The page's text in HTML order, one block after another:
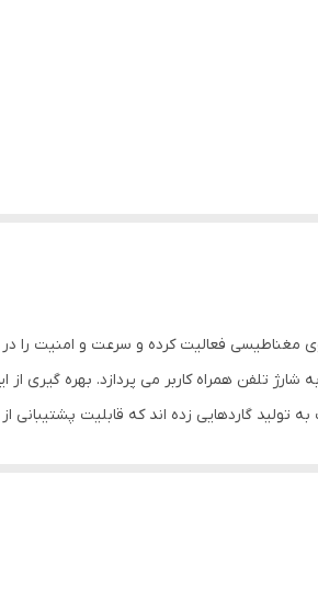
فعالیت کرده و سرعت و امنیت را در
همراه کاربر می پردازد. بهره گیری از
گاردهایی زده اند که قابلیت پشتیبانی از